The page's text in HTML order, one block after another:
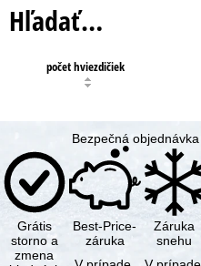
Hľadať…
počet hviezdičiek
Bezpečná
Grátis
storno a
zmena
Best-Price-
záruka
Záruka
snehu